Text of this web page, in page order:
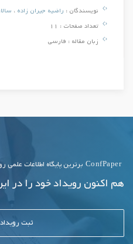
نویسندگان : راضیه جیران زاده ،
تعداد صفحات : 11
زبان مقاله : فارسی
ConfPaper برترین پایگاه اطلاعات علمی
هم اکنون رویداد خود را در
ثبت